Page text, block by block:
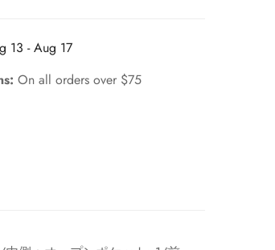
13 - Aug 17
On all orders over $75